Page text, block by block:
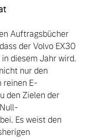
Auftragsbücher
der Volvo EX30
diesem Jahr wird.
nur den
reinen E-
den Zielen der
Es weist den